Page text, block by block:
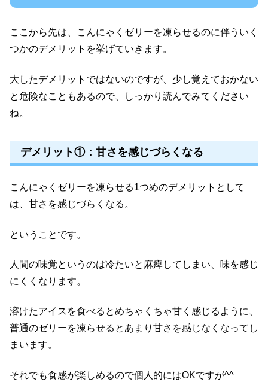
ここから先は、こんにゃくゼリーを凍らせるのに伴ういく
つかのデメリットを挙げていきます。
大したデメリットではないのですが、少し覚えておかない
と危険なこともあるので、しっかり読んでみてください
ね。
デメリット①：甘さを感じづらくなる
こんにゃくゼリーを凍らせる1つめのデメリットとして
は、甘さを感じづらくなる。
ということです。
人間の味覚というのは冷たいと麻痺してしまい、味を感じ
にくくなります。
溶けたアイスを食べるとめちゃくちゃ甘く感じるように、
普通のゼリーを凍らせるとあまり甘さを感じなくなってし
まいます。
それでも食感が楽しめるので個人的にはOKですが^^